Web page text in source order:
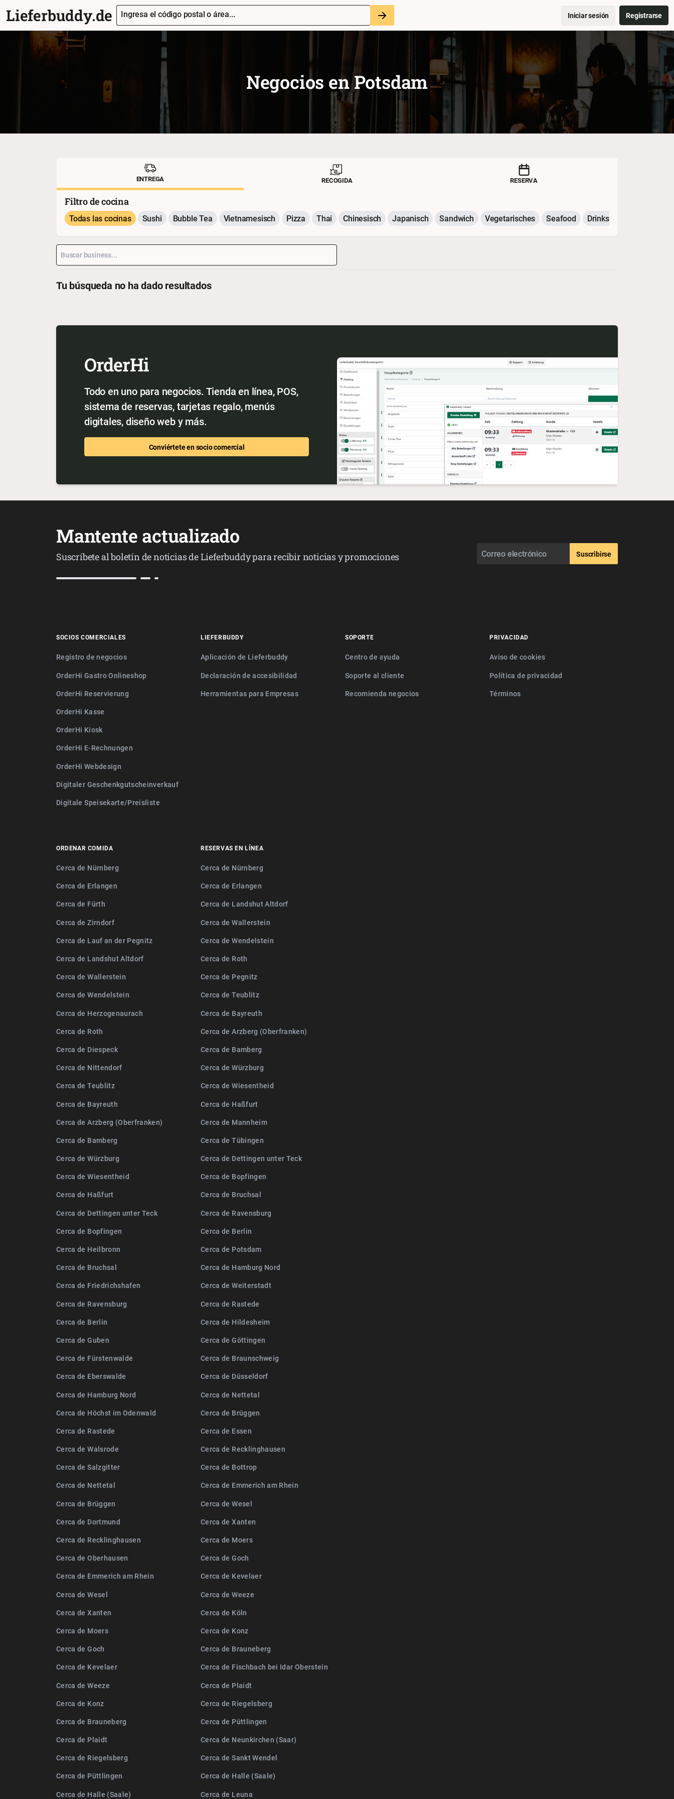
Lieferbuddy.de Ingresa el código postal o área... Iniciar sesión Registrarse
Negocios enPotsdam
ENTREGA RECOGIDA RESERVA
Filtro de cocina
Todas las cocinas Sushi Bubble Tea Vietnamesisch Pizza Thai Chinesisch Japanisch Sandwich Vegetarisches Seafood Drinks
Tu búsqueda no ha dado resultados
OrderHi
Todo en uno para negocios. Tienda en línea, POS,
sistema de reservas, tarjetas regalo, menús
digitales, diseño web y más.
Conviértete en socio comercial
Mantente actualizado
Suscríbete al boletín de noticias de Lieferbuddy para recibir noticias y promociones Suscribirse
SOCIOS COMERCIALES
Registro de negocios
OrderHi Gastro Onlineshop
OrderHi Reservierung
OrderHi Kasse
OrderHi Kiosk
OrderHi E-Rechnungen
OrderHi Webdesign
Digitaler Geschenkgutscheinverkauf
Digitale Speisekarte/Preisliste
LIEFERBUDDY
Aplicación de Lieferbuddy
Declaración de accesibilidad
Herramientas para Empresas
SOPORTE
Centro de ayuda
Soporte al cliente
Recomienda negocios
PRIVACIDAD
Aviso de cookies
Política de privacidad
Términos
ORDENAR COMIDA
Cerca de Nürnberg
Cerca de Erlangen
Cerca de Fürth
Cerca de Zirndorf
Cerca de Lauf an der Pegnitz
Cerca de Landshut Altdorf
Cerca de Wallerstein
Cerca de Wendelstein
Cerca de Herzogenaurach
Cerca de Roth
Cerca de Diespeck
Cerca de Nittendorf
Cerca de Teublitz
Cerca de Bayreuth
Cerca de Arzberg (Oberfranken)
Cerca de Bamberg
Cerca de Würzburg
Cerca de Wiesentheid
Cerca de Haßfurt
Cerca de Dettingen unter Teck
Cerca de Bopfingen
Cerca de Heilbronn
Cerca de Bruchsal
Cerca de Friedrichshafen
Cerca de Ravensburg
Cerca de Berlin
Cerca de Guben
Cerca de Fürstenwalde
Cerca de Eberswalde
Cerca de Hamburg Nord
Cerca de Höchst im Odenwald
Cerca de Rastede
Cerca de Walsrode
Cerca de Salzgitter
Cerca de Nettetal
Cerca de Brüggen
Cerca de Dortmund
Cerca de Recklinghausen
Cerca de Oberhausen
Cerca de Emmerich am Rhein
Cerca de Wesel
Cerca de Xanten
Cerca de Moers
Cerca de Goch
Cerca de Kevelaer
Cerca de Weeze
Cerca de Konz
Cerca de Brauneberg
Cerca de Plaidt
Cerca de Riegelsberg
Cerca de Püttlingen
Cerca de Halle (Saale)
RESERVAS EN LÍNEA
Cerca de Nürnberg
Cerca de Erlangen
Cerca de Landshut Altdorf
Cerca de Wallerstein
Cerca de Wendelstein
Cerca de Roth
Cerca de Pegnitz
Cerca de Teublitz
Cerca de Bayreuth
Cerca de Arzberg (Oberfranken)
Cerca de Bamberg
Cerca de Würzburg
Cerca de Wiesentheid
Cerca de Haßfurt
Cerca de Mannheim
Cerca de Tübingen
Cerca de Dettingen unter Teck
Cerca de Bopfingen
Cerca de Bruchsal
Cerca de Ravensburg
Cerca de Berlin
Cerca de Potsdam
Cerca de Hamburg Nord
Cerca de Weiterstadt
Cerca de Rastede
Cerca de Hildesheim
Cerca de Göttingen
Cerca de Braunschweig
Cerca de Düsseldorf
Cerca de Nettetal
Cerca de Brüggen
Cerca de Essen
Cerca de Recklinghausen
Cerca de Bottrop
Cerca de Emmerich am Rhein
Cerca de Wesel
Cerca de Xanten
Cerca de Moers
Cerca de Goch
Cerca de Kevelaer
Cerca de Weeze
Cerca de Köln
Cerca de Konz
Cerca de Brauneberg
Cerca de Fischbach bei Idar Oberstein
Cerca de Plaidt
Cerca de Riegelsberg
Cerca de Püttlingen
Cerca de Neunkirchen (Saar)
Cerca de Sankt Wendel
Cerca de Halle (Saale)
Cerca de Leuna